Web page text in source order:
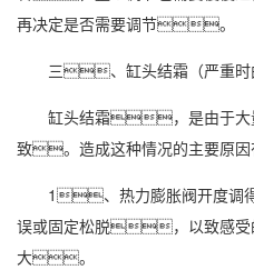
再决定是否需要调节。
三、缸头结霜（严重时曲
缸头结霜，是由于大量
致。造成这种情况的主要原
1、热力膨胀阀开度调
误或固定松脱，以致感受
大。